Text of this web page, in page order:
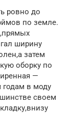
ровно до
по земле.
ширину
затем
оборку по
—
годам в моду
своем